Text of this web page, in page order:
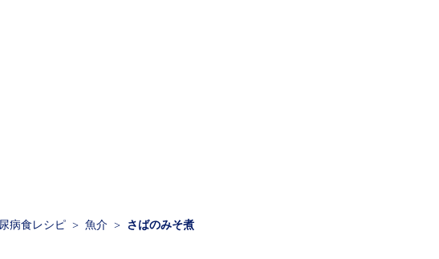
病食レシピ 魚介 さばのみそ煮